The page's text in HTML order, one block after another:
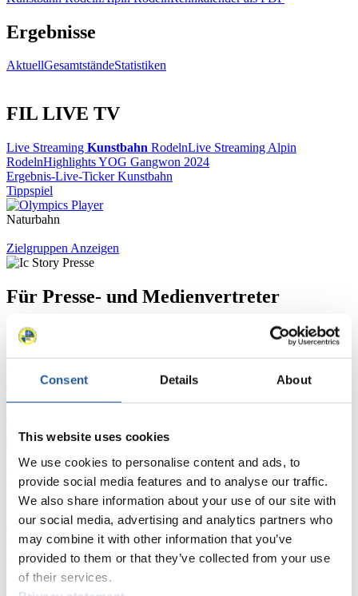
Consent Details About
This website uses cookies
We use cookies to personalise content and ads, to
provide social media features and to analyse our traffic.
We also share information about your use of our site with
our social media, advertising and analytics partners who
may combine it with other information that you’ve
provided to them or that they’ve collected from your use
of their services.
Ergebnisse
AktuellGesamtständeStatistiken
FIL LIVE TV
Live Streaming Kunstbahn RodelnLive Streaming Alpin
RodelnHighlights YOG Gangwon 2024
Ergebnis-Live-Ticker Kunstbahn
Tippspiel
Naturbahn
Zielgruppen Anzeigen
Für Presse- und Medienvertreter
Hier finden Sie Informationen für Presse- und Medienvertreter. Sie
haben Zugriff auf Athletenbiographien und Informationen zu
Wettkämpfen. Außerdem können Sie Ihre Medienakkreditierung
beantragen, die Grundregeln des Rennrodelsports einsehen und
allgemeine Neuigkeiten einholen.
Für Nationale Verbände
Hier können Sie sich über allgemeine Neuigkeiten informieren, das
aktuelle Regelwerk sowie Richtlinien zu Wettkämpfen, Anti-Doping
und Fairplay nachlesen, auf Athletenbiographien zugreifen,
Ausschreibungen für Wettkämpfe herunterladen, sowie auf die
Mitgliedersektion zugreifen.